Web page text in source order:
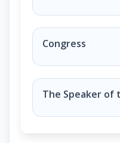
Congress
The Speaker of